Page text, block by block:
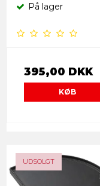
På lager
395,00 DKK
KØB
UDSOLGT